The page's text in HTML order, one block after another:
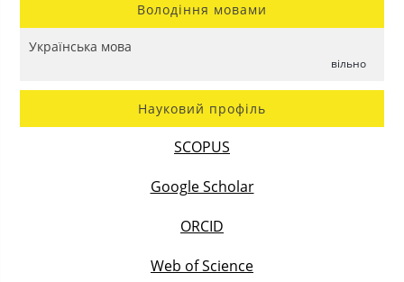
Володіння мовами
Українська мова
вільно
Науковий профіль
SCOPUS
Google Scholar
ORCID
Web of Science